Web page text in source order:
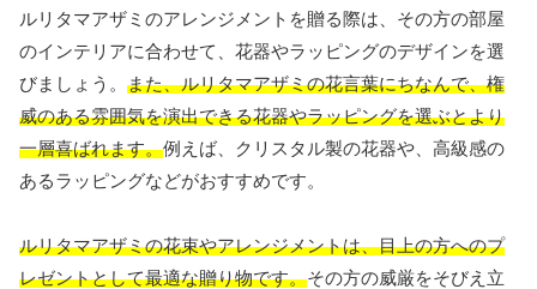
ルリタマアザミのアレンジメントを贈る際は、その方の部屋
のインテリアに合わせて、花器やラッピングのデザインを選
びましょう。 また、ルリタマアザミの花言葉にちなんで、権
威のある雰囲気を演出できる花器やラッピングを選ぶとより
一層喜ばれます。例えば、クリスタル製の花器や、高級感の
あるラッピングなどがおすすめです。
ルリタマアザミの花束やアレンジメントは、目上の方へのプ
レゼントとして最適な贈り物です。その方の威厳をそびえ立